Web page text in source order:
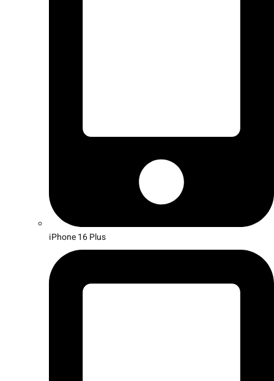
iPhone 16 Plus